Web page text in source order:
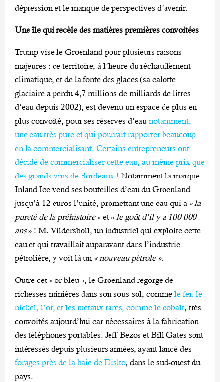
dépression et le manque de perspectives d’avenir.
Une île qui recèle des matières premières convoitées
Trump vise le Groenland pour plusieurs raisons
majeures : ce territoire, à l’heure du réchauffement
climatique, et de la fonte des glaces (sa calotte
glaciaire a perdu 4,7 millions de milliards de litres
d’eau depuis 2002), est devenu un espace de plus en
plus convoité, pour ses réserves d’eaunotamment,
une eau très pure et qui pourrait rapporter beaucoup
en la commercialisant. Certains entrepreneurs ont
décidé de commercialiser cette eau, au même prix que
des grands vins de Bordeaux ! Notamment la marque
Inland Ice vend ses bouteilles d’eau du Groenland
jusqu’à 12 euros l’unité, promettant une eau qui a « la
pureté de la préhistoire» et « le goût d’il y a 100 000
ans» ! M. Vildersboll, un industriel qui exploite cette
eau et qui travaillait auparavant dans l’industrie
pétrolière, y voit là un « nouveau pétrole ».
Outre cet « or bleu », le Groenland regorge de
richesses minières dans son sous-sol, comme le fer, le
nickel, l’or, et les métaux rares, comme le cobalt, très
convoités aujourd’hui car nécessaires à la fabrication
des téléphones portables. Jeff Bezos et Bill Gates sont
intéressés depuis plusieurs années, ayant lancé des
forages près de la baie de Disko, dans le sud-ouest du
pays.